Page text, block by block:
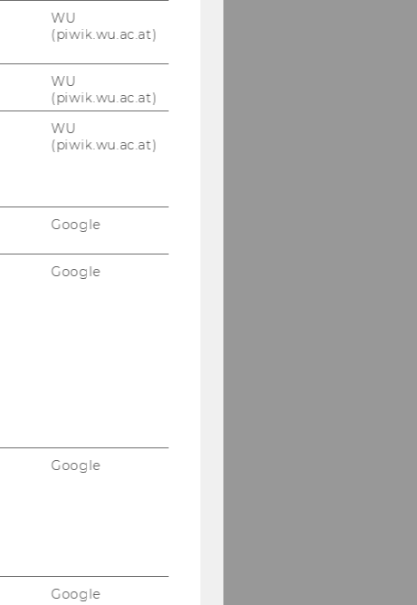
WU
(piwik.wu.ac.at)
WU
(piwik.wu.ac.at)
WU
(piwik.wu.ac.at)
Google
Google
Google
Google